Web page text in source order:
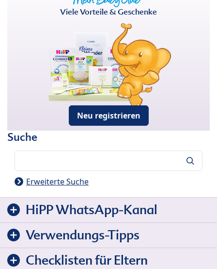
Viele Vorteile & Geschenke
Neu registrieren
Suche
Erweiterte Suche
HiPP WhatsApp-Kanal
Verwendungs-Tipps
Checklisten für Eltern